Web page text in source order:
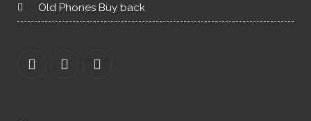
Old Phones Buy back